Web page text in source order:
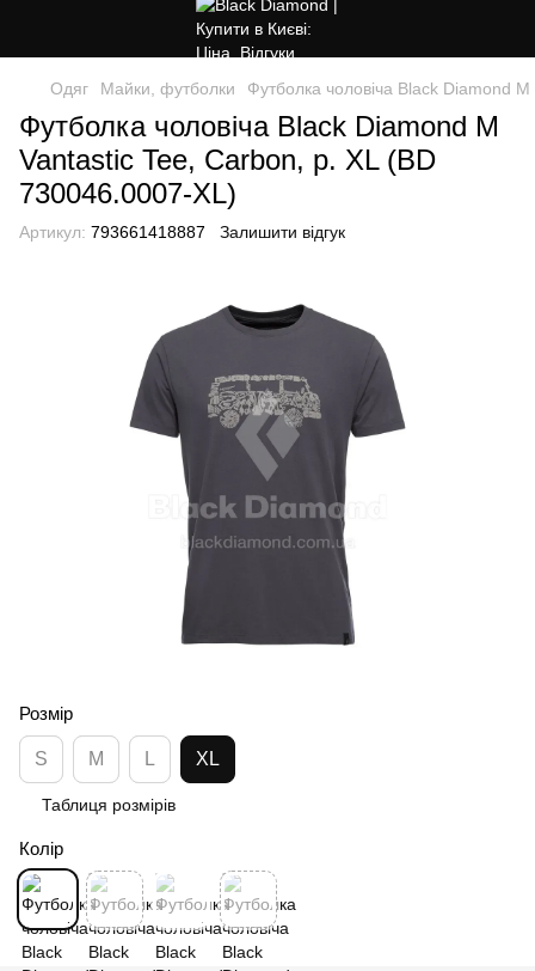
Одяг Майки, футболки Футболка чоловіча Black Diamond
Футболка чоловіча Black Diamond M
Vantastic Tee, Carbon, р. XL (BD
730046.0007-XL)
Артикул: 793661418887 Залишити відгук
Розмір
S M L XL
Таблиця розмірів
Колір